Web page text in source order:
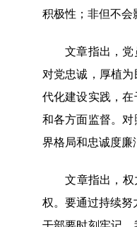
积极性；非但不会
文章指出，党员
对党忠诚，厚植
代化建设实践，
和各方面监督。
界格局和忠诚度廉
文章指出，权力
权。要通过持续努